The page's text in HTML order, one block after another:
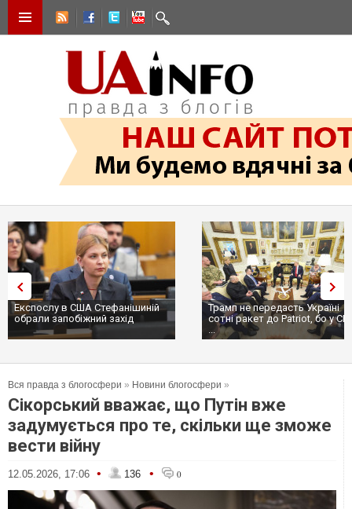
Експослу в США Стефанішиній
обрали запобіжний захід
Трамп не передасть Україні
сотні ракет до Patriot, бо у
...
Вся правда з блогосфери » Новини блогосфери »
Сікорський вважає, що Путін вже
задумується про те, скільки ще зможе
вести війну
12.05.2026, 17:06 • 136 • 0